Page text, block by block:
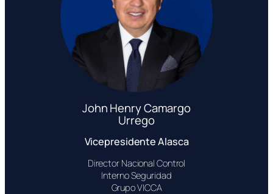
John Henry Camargo
Urrego
Vicepresidente Alasca
Director Nacional Control
Interno Seguridad
Grupo VICCA